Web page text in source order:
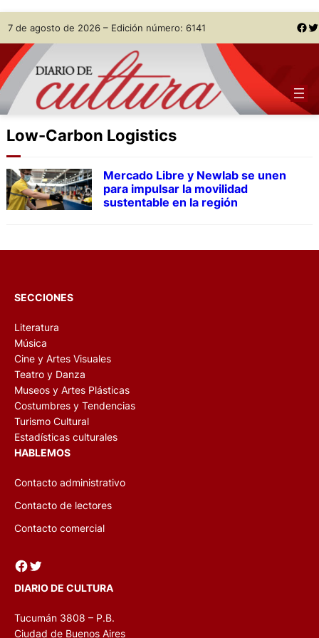
Skip
to
content
7 de agosto de 2026 – Edición número: 6141 Facebook Twitter
Low-Carbon Logistics
Mercado Libre y Newlab se unen
para impulsar la movilidad
sustentable en la región
SECCIONES
Literatura
Música
Cine y Artes Visuales
Teatro y Danza
Museos y Artes Plásticas
Costumbres y Tendencias
Turismo Cultural
Estadísticas culturales
HABLEMOS
Contacto administrativo
Contacto de lectores
Contacto comercial
Facebook Twitter
DIARIO DE CULTURA
Tucumán 3808 – P.B.
Ciudad de Buenos Aires